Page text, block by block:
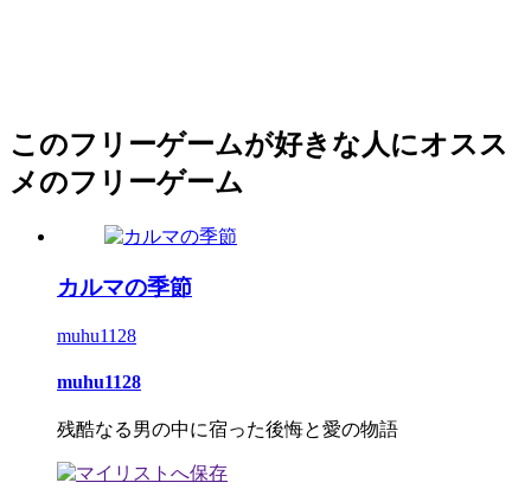
このフリーゲームが好きな人にオスス
メのフリーゲーム
カルマの季節
muhu1128
muhu1128
残酷なる男の中に宿った後悔と愛の物語